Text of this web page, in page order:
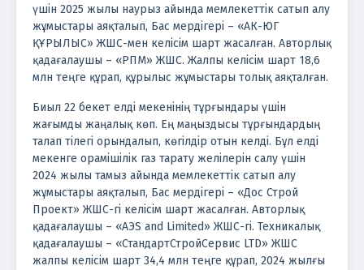
үшін 2025 жылы наурыз айында мемлекеттік сатып алу
жұмыстары аяқталып, Бас мердігері – «АК-ЮГ
ҚҰРЫЛЫС» ЖШС-мен келісім шарт жасалған. Авторлық
қадағалаушы – «РПМ» ЖШС. Жалпы келісім шарт 18,6
млн теңге құрап, құрылыс жұмыстары толық аяқталған.
Биыл 22 бекет елді мекенінің тұрғындары үшін
жағымды жаңалық көп. Ең маңыздысы тұрғындардың
талап тілегі орындалып, көгілдір отын келді. Бұл елді
мекенге орамішілік газ тарату желілерін салу үшін
2024 жылы тамыз айында мемлекеттік сатып алу
жұмыстары аяқталып, Бас мердігері – «Дос Строй
Проект» ЖШС-гі келісім шарт жасалған. Авторлық
қадағалаушы – «АЭS and Limited» ЖШС-гі. Техникалық
қадағалаушы – «СтандартСтройСервис LTD» ЖШС
жалпы келісім шарт 34,4 млн теңге құрап, 2024 жылғы